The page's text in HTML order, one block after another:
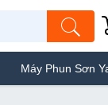
Sơn Yamafuji Lựa